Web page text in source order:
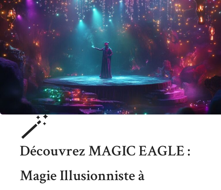
🪄
Découvrez MAGIC EAGLE :
Magie Illusionniste à